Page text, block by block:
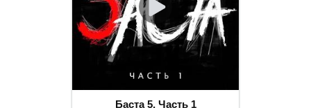
Баста 5. Часть 1